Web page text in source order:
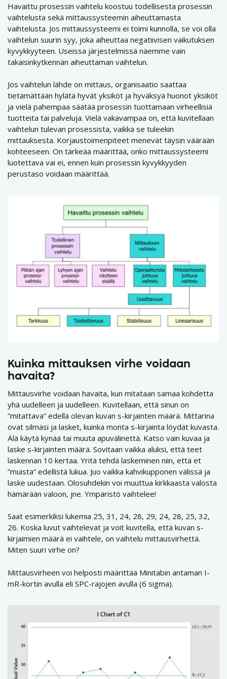
Havaittu prosessin vaihtelu koostuu todellisesta prosessin
vaihtelusta sekä mittaussysteemin aiheuttamasta
vaihtelusta. Jos mittaussysteemi ei toimi kunnolla, se voi olla
vaihtelun suurin syy, joka aiheuttaa negatiivisen vaikutuksen
kyvykkyyteen. Useissa järjestelmissä näemme vain
takaisinkytkennän aiheuttaman vaihtelun.
Jos vaihtelun lähde on mittaus, organisaatio saattaa
tietämättään hylätä hyvät yksiköt ja hyväksyä huonot yksiköt
ja vielä pahempaa säätää prosessin tuottamaan virheellisiä
tuotteita tai palveluja. Vielä vakavampaa on, että kuvitellaan
vaihtelun tulevan prosessista, vaikka se tuleekin
mittauksesta. Korjaustoimenpiteet menevät täysin väärään
kohteeseen. On tärkeää määrittää, onko mittaussysteemi
luotettava vai ei, ennen kuin prosessin kyvykkyyden
perustaso voidaan määrittää.
Kuinka mittauksen virhe voidaan
havaita?
Mittausvirhe voidaan havaita, kun mitataan samaa kohdetta
yhä uudelleen ja uudelleen. Kuvitellaan, että sinun on
”mitattava” edellä olevan kuvan s-kirjainten määrä. Mittarina
ovat silmäsi ja lasket, kuinka monta s-kirjainta löydät kuvasta.
Älä käytä kynää tai muuta apuvälinettä. Katso vain kuvaa ja
laske s-kirjainten määrä. Sovitaan vaikka aluksi, että teet
laskennan 10 kertaa. Yritä tehdä laskeminen niin, että et
”muista” edellistä lukua. Juo vaikka kahvikupponen välissä ja
laske uudestaan. Olosuhdekin voi muuttua kirkkaasta valosta
hämärään valoon, jne. Ympäristö vaihtelee!
Saat esimerkiksi lukemia 25, 31, 24, 28, 29, 24, 28, 25, 32,
26. Koska luvut vaihtelevat ja voit kuvitella, että kuvan s-
kirjaimien määrä ei vaihtele, on vaihtelu mittausvirhettä.
Miten suuri virhe on?
Mittausvirheen voi helposti määrittää Minitabin antaman I-
mR-kortin avulla eli SPC-rajojen avulla (6 sigma).